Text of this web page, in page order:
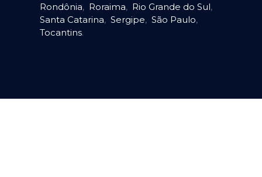
Rondônia, Roraima, Rio Grande do Sul,
Santa Catarina, Sergipe, São Paulo,
Tocantins.